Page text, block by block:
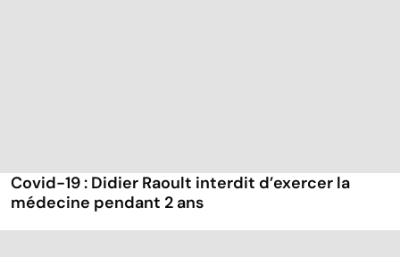
Covid-19 : Didier Raoult interdit d’exercer la
médecine pendant 2 ans